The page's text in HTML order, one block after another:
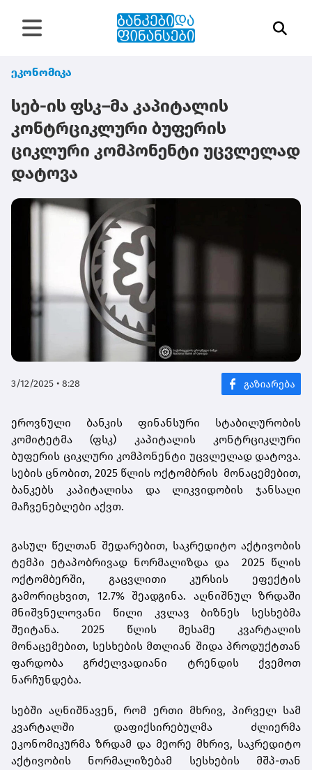
ეკონომიკა
სებ-ის ფსკ–მა კაპიტალის
კონტრციკლური ბუფერის
ციკლური კომპონენტი უცვლელად
დატოვა
3/12/2025 • 8:28
ეროვნული ბანკის ფინანსური სტაბილურობის
კომიტეტმა (ფსკ) კაპიტალის კონტრციკლური
ბუფერის ციკლური კომპონენტი უცვლელად დატოვა.
სების ცნობით, 2025 წლის ოქტომბრის მონაცემებით,
ბანკებს კაპიტალისა და ლიკვიდობის ჯანსაღი
მაჩვენებლები აქვთ.
გასულ წელთან შედარებით, საკრედიტო აქტივობის
ტემპი ეტაპობრივად ნორმალიზდა და 2025 წლის
ოქტომბერში, გაცვლითი კურსის ეფექტის
გამორიცხვით, 12.7% შეადგინა. აღნიშნულ ზრდაში
მნიშვნელოვანი წილი კვლავ ბიზნეს სესხებმა
შეიტანა. 2025 წლის მესამე კვარტალის
მონაცემებით, სესხების მთლიან შიდა პროდუქტთან
ფარდობა გრძელვადიანი ტრენდის ქვემოთ
ნარჩუნდება.
სებში აღნიშნავენ, რომ ერთი მხრივ, პირველ სამ
კვარტალში დაფიქსირებულმა ძლიერმა
ეკონომიკურმა ზრდამ და მეორე მხრივ, საკრედიტო
აქტივობის ნორმალიზებამ სესხების მშპ-თან